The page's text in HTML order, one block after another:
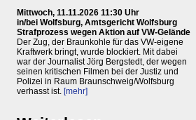
Mittwoch, 11.11.2026 11:30 Uhr
in/bei Wolfsburg, Amtsgericht Wolfsburg
Strafprozess wegen Aktion auf VW-Gelände
Der Zug, der Braunkohle für das VW-eigene
Kraftwerk bringt, wurde blockiert. Mit dabei
war der Journalist Jörg Bergstedt, der wegen
seinen kritischen Filmen bei der Justiz und
Polizei in Raum Braunschweig/Wolfsburg
verhasst ist. [mehr]